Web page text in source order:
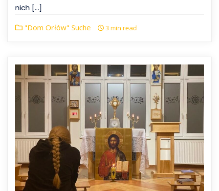
nich […]
"Dom Orłów" Suche 3 min read